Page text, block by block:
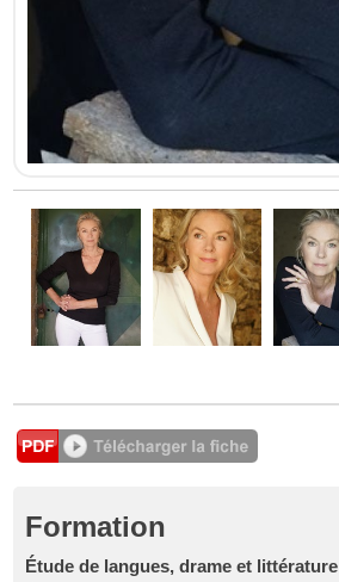
Formation
Étude de langues, drame et littérature